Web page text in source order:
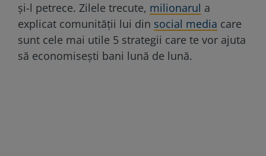
și-l petrece. Zilele trecute, milionarul a
explicat comunității lui din social media care
sunt cele mai utile 5 strategii care te vor ajuta
să economisești bani lună de lună.